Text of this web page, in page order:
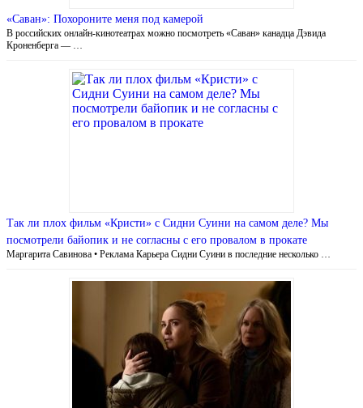
«Саван»: Похороните меня под камерой
В российских онлайн-кинотеатрах можно посмотреть «Саван» канадца Дэвида
Кроненберга — …
Так ли плох фильм «Кристи» с Сидни Суини на самом деле? Мы
посмотрели байопик и не согласны с его провалом в прокате
Маргарита Савинова • Реклама Карьера Сидни Суини в последние несколько …